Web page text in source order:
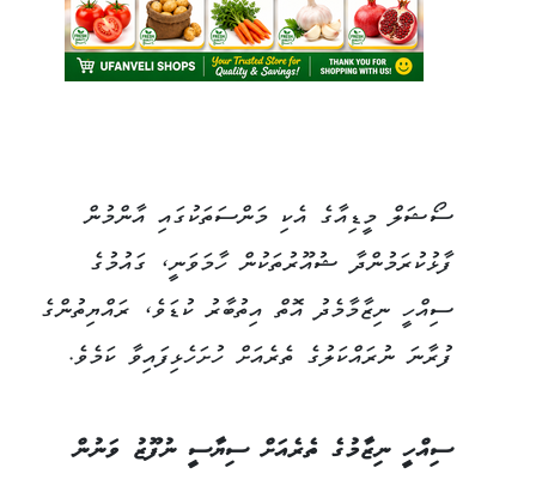
ސޯޝަލް މީޑިއާގެ އެކި މަންސަތަކުގައި އާންމުން
ފާޅުކުރަމުންދާ ޝުއޫރުތަކުން ހާމަވަނީ، ގައުމުގެ
ސިއްހީ ނިޒާމާމެދު އޮތް އިތުބާރު ކުޑަވެ، ރައްޔިތުންގެ
ފުރާނަ ނުރައްކަލުގެ ތެރެއަށް ހުށަހެޅިފައިވާ ކަމެވެ.
ސިއްހީ ނިޒާމުގެ ތެރެއަށް ސިޔާސީ ނުފޫޒު ވަނުން